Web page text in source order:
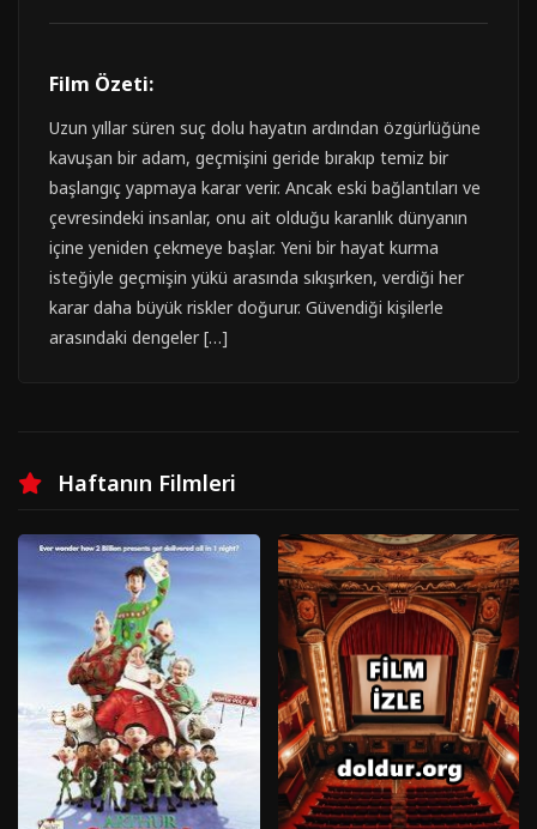
Film Özeti:
Uzun yıllar süren suç dolu hayatın ardından özgürlüğüne
kavuşan bir adam, geçmişini geride bırakıp temiz bir
başlangıç yapmaya karar verir. Ancak eski bağlantıları ve
çevresindeki insanlar, onu ait olduğu karanlık dünyanın
içine yeniden çekmeye başlar. Yeni bir hayat kurma
isteğiyle geçmişin yükü arasında sıkışırken, verdiği her
karar daha büyük riskler doğurur. Güvendiği kişilerle
arasındaki dengeler […]
Haftanın Filmleri